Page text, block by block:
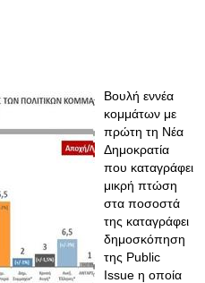
Βουλή εννέα
κομμάτων με
πρώτη τη Νέα
Δημοκρατία
που καταγράφει
μικρή πτώση
στα ποσοστά
της καταγράφει
δημοσκόπηση
της Public
Issue η οποία